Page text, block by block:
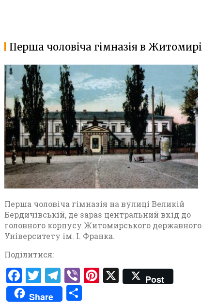
Перша чоловіча гімназія в Житомирі
Перша чоловіча гімназія на вулиці Великій
Бердичівській, де зараз центральний вхід до
головного корпусу Житомирського державного
Університету ім. І. Франка.
Поділитися:
F
a
T
w
T
el
V
ib
Pi X
Post
Share